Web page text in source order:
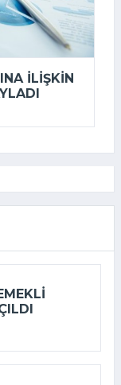
ILIŞKIN